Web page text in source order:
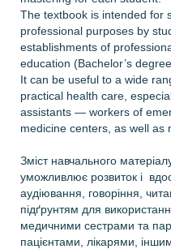
The textbook is intended for
professional purposes by
establishments of
education (Bachelor’s
It can be useful to a wide
practical health care,
assistants — workers of
medicine centers, as well as
Зміст навчального
уможливлює розвиток і
аудіювання, говоріння,
підґрунтям для
медичними сестрами та
пацієнтами, лікарями,